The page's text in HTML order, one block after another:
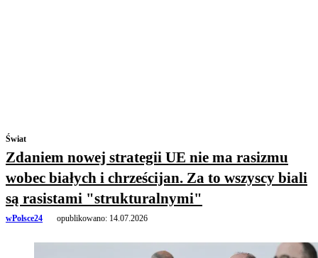
Świat
Zdaniem nowej strategii UE nie ma rasizmu
wobec białych i chrześcijan. Za to wszyscy biali
są rasistami "strukturalnymi"
wPolsce24 opublikowano: 14.07.2026